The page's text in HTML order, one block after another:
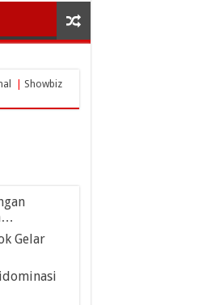
| Showbiz
Gelar